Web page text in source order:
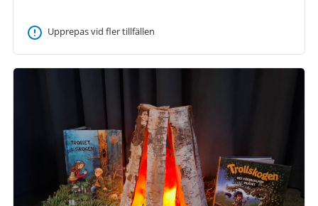
Upprepas vid fler tillfällen